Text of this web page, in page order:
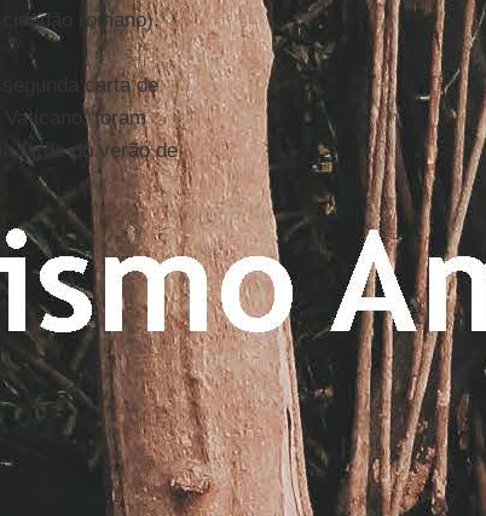
cidadão romano).
carta de
foram
tarde do verão de